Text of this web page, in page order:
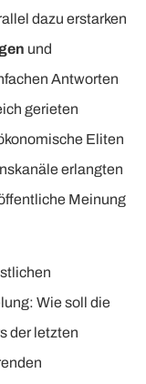
dazu erstarken
und
Antworten
gerieten
Eliten
erlangten
Meinung
Wie soll die
der letzten